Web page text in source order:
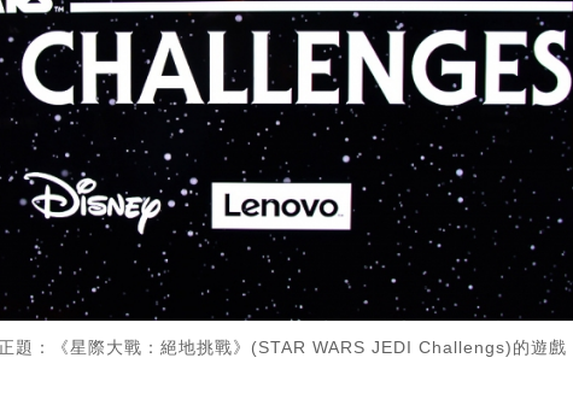
題：《星際大戰：絕地挑戰》(STAR WARS JEDI Challengs)的遊戲